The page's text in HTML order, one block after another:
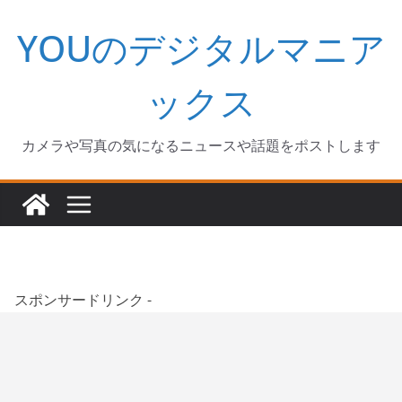
キ
YOUのデジタルマニア
ックス
カメラや写真の気になるニュースや話題をポストします
スポンサードリンク -